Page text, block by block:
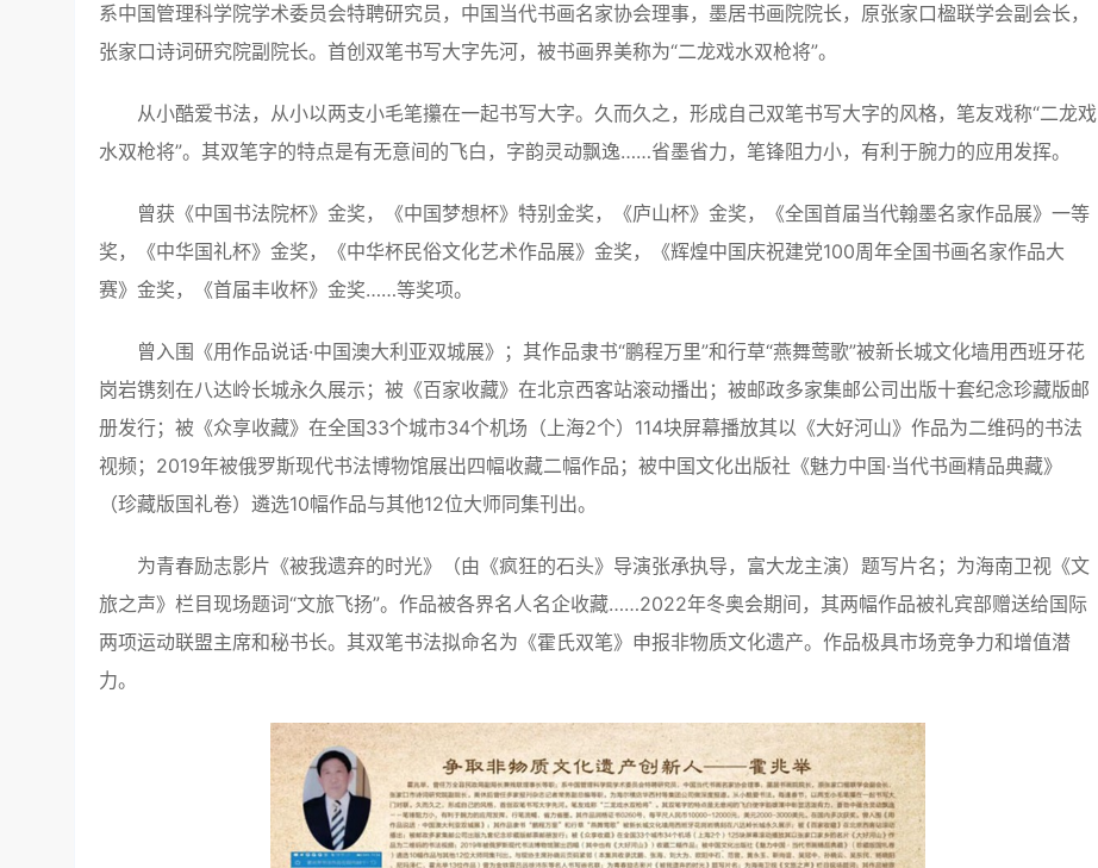
系中国管理科学院学术委员会特聘研究员，中国当代书画名家协会理事，墨居书画院院长，原张家口楹联学会副会长，
张家口诗词研究院副院长。首创双笔书写大字先河，被书画界美称为“二龙戏水双枪将”。
从小酷爱书法，从小以两支小毛笔攥在一起书写大字。久而久之，形成自己双笔书写大字的风格，笔友戏称“二龙戏
水双枪将”。其双笔字的特点是有无意间的飞白，字韵灵动飘逸……省墨省力，笔锋阻力小，有利于腕力的应用发挥。
曾获《中国书法院杯》金奖，《中国梦想杯》特别金奖，《庐山杯》金奖，《全国首届当代翰墨名家作品展》一等
奖，《中华国礼杯》金奖，《中华杯民俗文化艺术作品展》金奖，《辉煌中国庆祝建党100周年全国书画名家作品大
赛》金奖，《首届丰收杯》金奖……等奖项。
曾入围《用作品说话·中国澳大利亚双城展》；其作品隶书“鹏程万里”和行草“燕舞莺歌”被新长城文化墙用西班牙花
岗岩镌刻在八达岭长城永久展示；被《百家收藏》在北京西客站滚动播出；被邮政多家集邮公司出版十套纪念珍藏版邮
册发行；被《众享收藏》在全国33个城市34个机场（上海2个）114块屏幕播放其以《大好河山》作品为二维码的书法
视频；2019年被俄罗斯现代书法博物馆展出四幅收藏二幅作品；被中国文化出版社《魅力中国·当代书画精品典藏》
（珍藏版国礼卷）遴选10幅作品与其他12位大师同集刊出。
为青春励志影片《被我遗弃的时光》（由《疯狂的石头》导演张承执导，富大龙主演）题写片名；为海南卫视《文
旅之声》栏目现场题词“文旅飞扬”。作品被各界名人名企收藏……2022年冬奥会期间，其两幅作品被礼宾部赠送给国际
两项运动联盟主席和秘书长。其双笔书法拟命名为《霍氏双笔》申报非物质文化遗产。作品极具市场竞争力和增值潜
力。